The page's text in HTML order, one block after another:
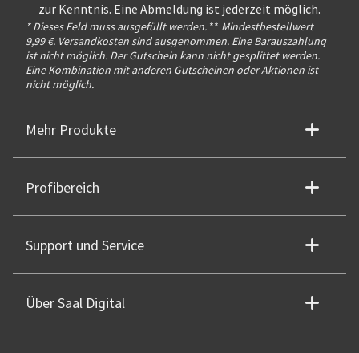
zur Kenntnis. Eine Abmeldung ist jederzeit möglich.
* Dieses Feld muss ausgefüllt werden. ** Mindestbestellwert
9,99 €. Versandkosten sind ausgenommen. Eine Barauszahlung
ist nicht möglich. Der Gutschein kann nicht gesplittet werden.
Eine Kombination mit anderen Gutscheinen oder Aktionen ist
nicht möglich.
Mehr Produkte
Profibereich
Support und Service
Über Saal Digital